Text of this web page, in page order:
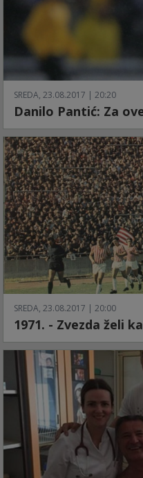
SREDA, 23.08.2017 | 20:20
Danilo Pantić: Za
SREDA, 23.08.2017 | 20:00
1971. - Zvezda želi